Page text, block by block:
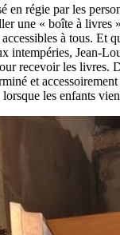
en régie par les
une « boîte à
à tous.
intempéries, Jean-
recevoir les
et
les enfants